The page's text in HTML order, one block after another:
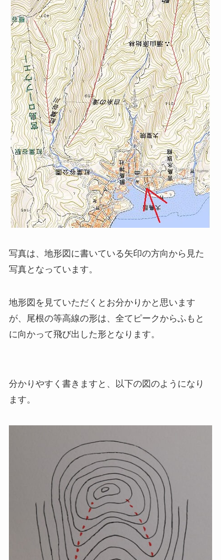
写真は、地形図に書いている矢印の方向から見た
写真となっています。
地形図を見ていただくとお分かりかと思います
が、尾根の等高線の形は、全てピークからふもと
に向かって飛び出した形となります。
分かりやすく書きますと、以下の図のようになり
ます。